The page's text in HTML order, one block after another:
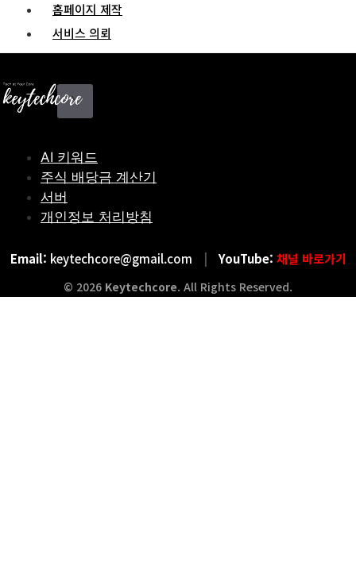
홈페이지 제작
서비스 의뢰
X
AI 키워드
주식 배당금 계산기
서버
개인정보 처리방침
Email: keytechcore@gmail.com | YouTube: 채널 바로가기
© 2026 Keytechcore. All Rights Reserved.